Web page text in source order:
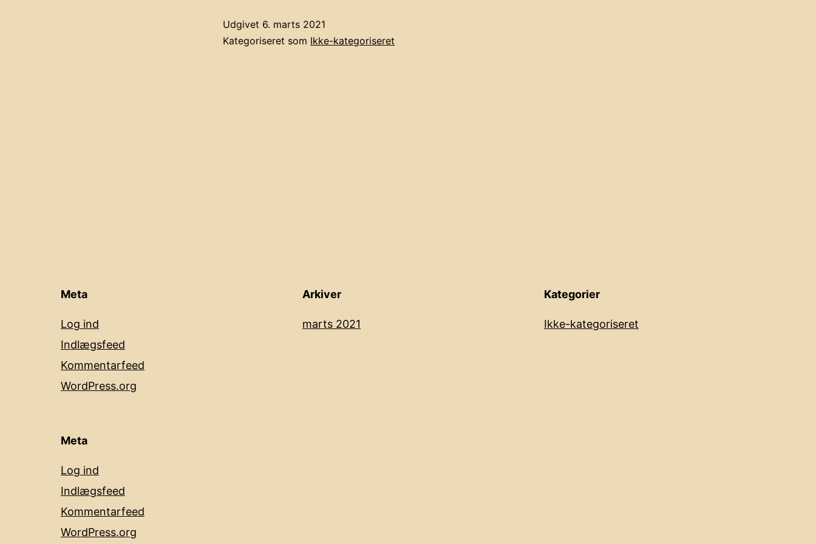
Udgivet 6. marts 2021
Kategoriseret som Ikke-kategoriseret
Meta
Log ind
Indlægsfeed
Kommentarfeed
WordPress.org
Arkiver
marts 2021
Kategorier
Ikke-kategoriseret
Meta
Log ind
Indlægsfeed
Kommentarfeed
WordPress.org